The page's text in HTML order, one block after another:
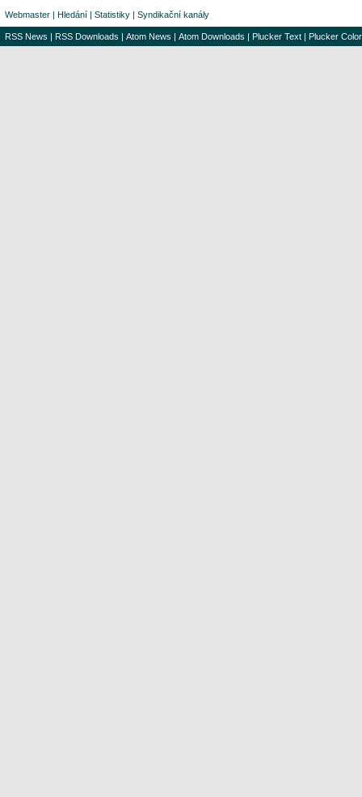
Webmaster | Hledání | Statistiky | Syndikační kanály
RSS News | RSS Downloads | Atom News | Atom Downloads | Plucker Text | Plucker Color